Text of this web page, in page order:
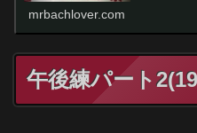
mrbachlover.com
午後練パート